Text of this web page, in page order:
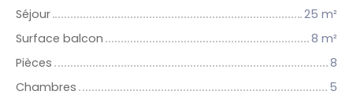
Séjour
25 m²
Surface balcon
8 m²
Pièces
8
Chambres
5